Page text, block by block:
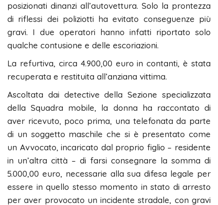
posizionati dinanzi all’autovettura. Solo la prontezza
di riflessi dei poliziotti ha evitato conseguenze più
gravi. I due operatori hanno infatti riportato solo
qualche contusione e delle escoriazioni.
La refurtiva, circa 4.900,00 euro in contanti, è stata
recuperata e restituita all’anziana vittima.
Ascoltata dai detective della Sezione specializzata
della Squadra mobile, la donna ha raccontato di
aver ricevuto, poco prima, una telefonata da parte
di un soggetto maschile che si è presentato come
un Avvocato, incaricato dal proprio figlio – residente
in un’altra città – di farsi consegnare la somma di
5.000,00 euro, necessarie alla sua difesa legale per
essere in quello stesso momento in stato di arresto
per aver provocato un incidente stradale, con gravi